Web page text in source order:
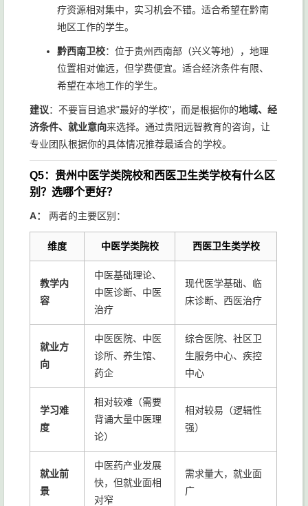
疗资源相对集中，实习机会不错。适合希望在黔南
地区工作的学生。
黔西南卫校：位于贵州西南部（兴义等地），地理
位置相对偏远，但学费便宜。适合经济条件有限、
希望在本地工作的学生。
建议：不要盲目追求"最好的学校"，而是根据你的地域、经
济条件、就业意向来选择。通过贵阳远智教育的咨询，让
专业团队根据你的具体情况推荐最适合的学校。
Q5：贵州中医学类院校和西医卫生类学校有什么区
别？选哪个更好？
A： 两者的主要区别：
维度 中医学类院校 西医卫生类学校
教学内
容
中医基础理论、
中医诊断、中医
治疗
现代医学基础、临
床诊断、西医治疗
就业方
向
中医医院、中医
诊所、养生馆、
药企
综合医院、社区卫
生服务中心、疾控
中心
学习难
度
相对较难（需要
背诵大量中医理
论）
相对较易（逻辑性
强）
就业前
景
中医药产业发展
快，但就业面相
对窄
需求量大，就业面
广